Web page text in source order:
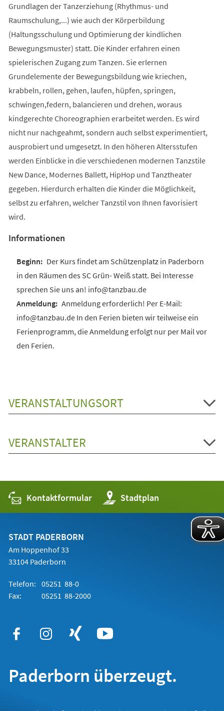
Grundlagen der Tanzerziehung (Rhythmus- und
Raumschulung,...) wie auch der Körperbildung
(Haltungsschulung und Optimierung der kindlichen
Bewegungsmuster) statt. Die Kinder erfahren einen
spielerischen Zugang zum Tanzen. Sie erlernen
Grundelemente der Bewegungsbildung wie kriechen,
krabbeln, rollen, gehen, laufen, hüpfen, springen,
schwingen,federn, balancieren und drehen, woraus
kindgerechte Choreographien erarbeitet werden. Es wird
nicht nur nachgeahmt, sondern auch selbst experimentiert,
ausprobiert und umgesetzt. In den höheren Altersstufen
werden Einblicke in die verschiedenen modernen Tanzstile
New Dance, Modernes Ballett, HipHop und Tanztheater
gegeben. Hierdurch erhalten die Kinder die Möglichkeit,
selbst zu erfahren, welcher Tanzstil von Ihnen favorisiert
wird.
Informationen
Der Kurs findet am Schützenplatz in Paderborn
in den Räumen des SC Grün- Weiß statt. Bei Interesse
sprechen Sie uns an! info@tanzbau.de
Anmeldung erforderlich! Per E-Mail:
info@tanzbau.de In den Ferien bieten wir teilweise ein
Ferienprogramm, die Anmeldung erfolgt nur per Mail vor
den Ferien.
VERANSTALTUNGSORT
VERANSTALTER
Kontaktformular Stadtplan
(Öffnet
in
einem
STADT PADERBORN
Am Hoppenhof 33
33104 Paderborn
Telefon: 05251 88-0
Fax:
05251 88-2000
Paderborn überzeugt.